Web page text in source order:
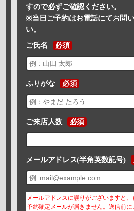
すので必ずご確認ください。
※当日ご予約はお電話にてお問
い。
ご氏名 必須
ふりがな 必須
ご来店人数 必須
メールアドレス(半角英数記号)
メールアドレスに誤りがございますと
予約確定メールが届きません。送信前に